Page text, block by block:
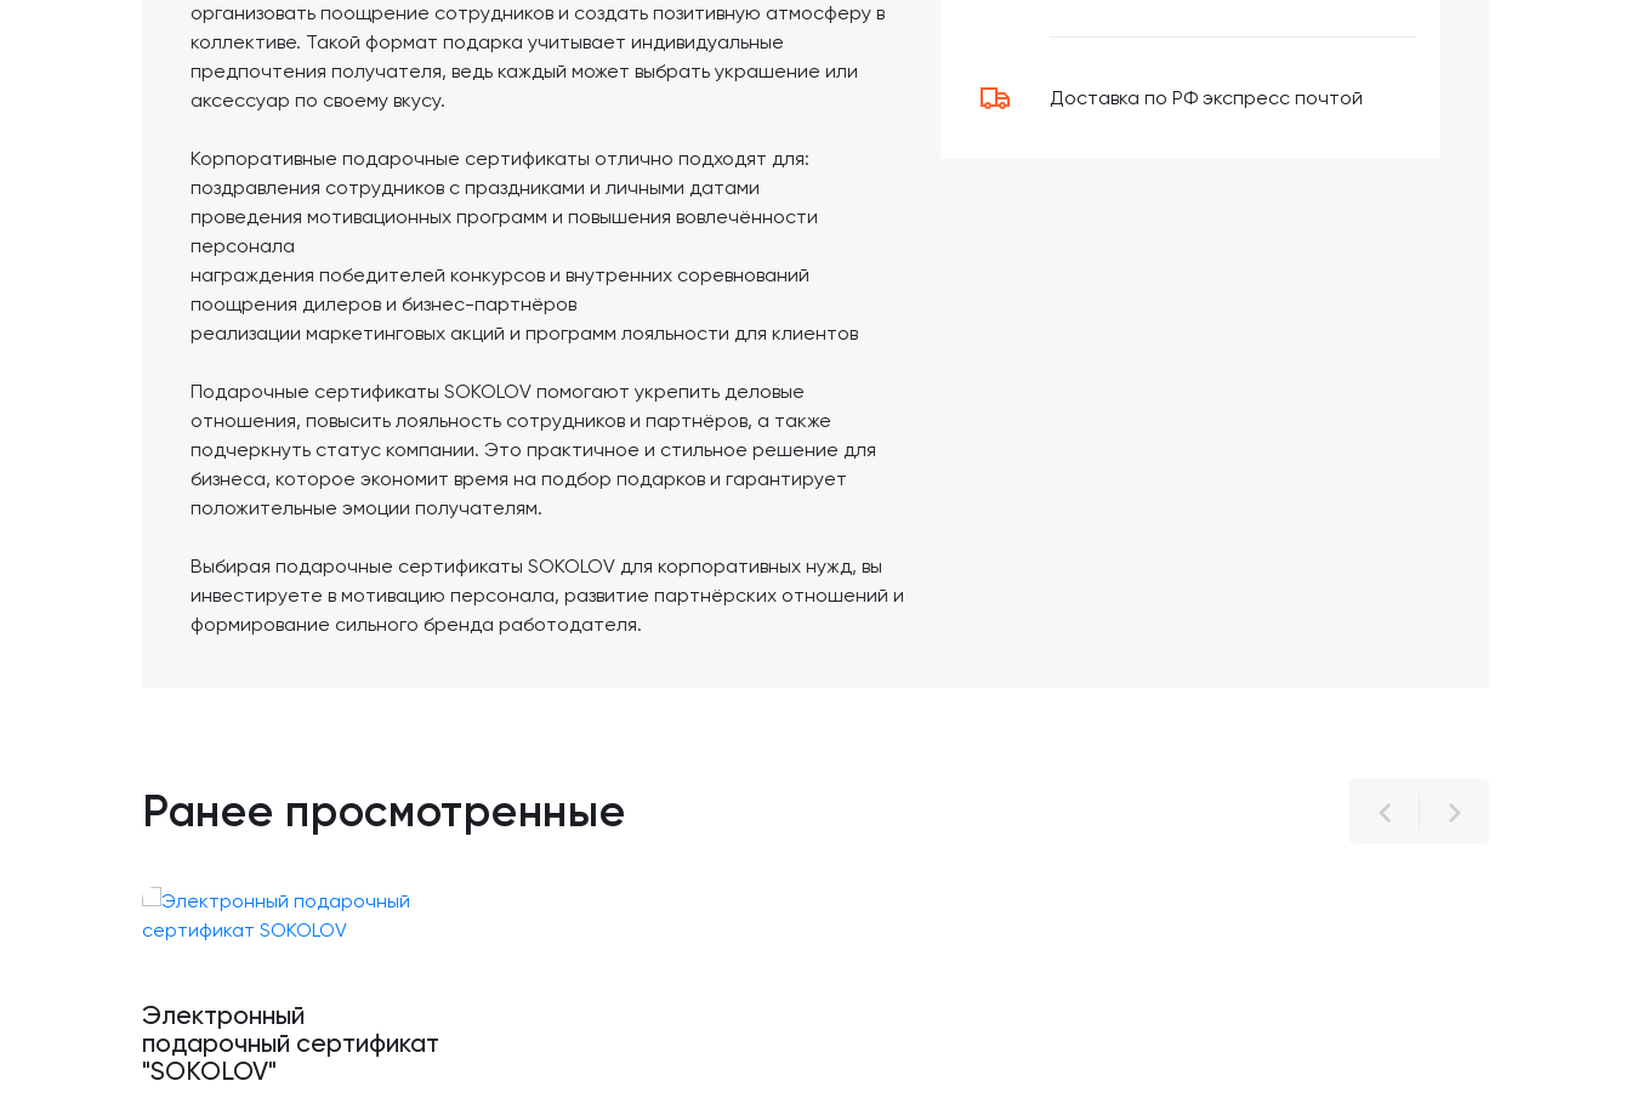
Доставка по РФ экспресс почтой
организовать поощрение сотрудников и создать позитивную атмосферу в
коллективе. Такой формат подарка учитывает индивидуальные
предпочтения получателя, ведь каждый может выбрать украшение или
аксессуар по своему вкусу.
Корпоративные подарочные сертификаты отлично подходят для:
поздравления сотрудников с праздниками и личными датами
проведения мотивационных программ и повышения вовлечённости
персонала
награждения победителей конкурсов и внутренних соревнований
поощрения дилеров и бизнес-партнёров
реализации маркетинговых акций и программ лояльности для клиентов
Подарочные сертификаты SOKOLOV помогают укрепить деловые
отношения, повысить лояльность сотрудников и партнёров, а также
подчеркнуть статус компании. Это практичное и стильное решение для
бизнеса, которое экономит время на подбор подарков и гарантирует
положительные эмоции получателям.
Выбирая подарочные сертификаты SOKOLOV для корпоративных нужд, вы
инвестируете в мотивацию персонала, развитие партнёрских отношений и
формирование сильного бренда работодателя.
Ранее просмотренные
Электронный
подарочный сертификат
"SOKOLOV"